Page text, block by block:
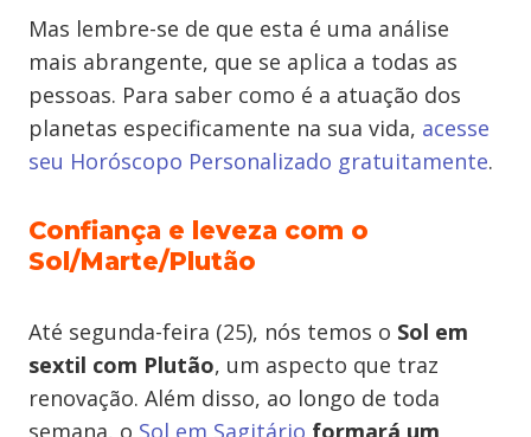
Mas lembre-se de que esta é uma análise
mais abrangente, que se aplica a todas as
pessoas. Para saber como é a atuação dos
planetas especificamente na sua vida, acesse
seu Horóscopo Personalizado gratuitamente.
Confiança e leveza com o
Sol/Marte/Plutão
Até segunda-feira (25), nós temos o Sol em
sextil com Plutão, um aspecto que traz
renovação. Além disso, ao longo de toda
semana, o Sol em Sagitário formará um